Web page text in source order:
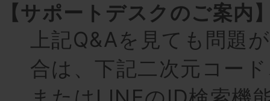
【サポートデスクのご案内
上記Q&Aを見ても問題
合は、下記二次元コー